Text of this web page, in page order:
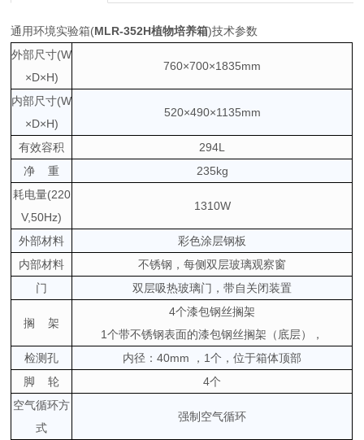
通用环境实验箱(MLR-352H植物培养箱)技术参数
外部尺寸(W
×D×H)
760×700×1835mm
内部尺寸(W
×D×H)
520×490×1135mm
有效容积
294L
净 重
235kg
耗电量(220
V,50Hz)
1310W
外部材料
彩色涂层钢板
内部材料
不锈钢，每侧双层玻璃观察窗
门
双层吸热玻璃门，带自关闭装置
搁 架
4个漆包钢丝搁架
1个带不锈钢表面的漆包钢丝搁架（底层），
检测孔
内径：40mm ，1个，位于箱体顶部
脚 轮
4个
空气循环方
式
强制空气循环